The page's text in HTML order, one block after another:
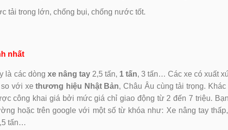
tải trong lớn, chống bụi, chống nước tốt.
nhất
là các dòng xe nâng tay2,5 tấn, 1 tấn, 3 tấn… Các xe có xuất
so với xethương hiệu Nhật Bản, Châu Âu cùng tải trọng.
công khai giá bởi mức giá chỉ giao động từ 2 đến 7 triệu.
hoặc trên google với một số từ khóa như: Xe nâng tay
tấn…